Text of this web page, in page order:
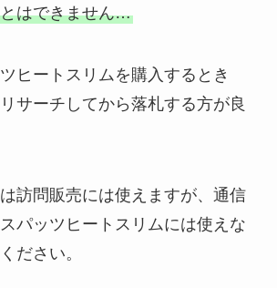
はできません…
ヒートスリムを購入するとき
サーチしてから落札する方が良
訪問販売には使えますが、通信
パッツヒートスリムには使えな
ださい。